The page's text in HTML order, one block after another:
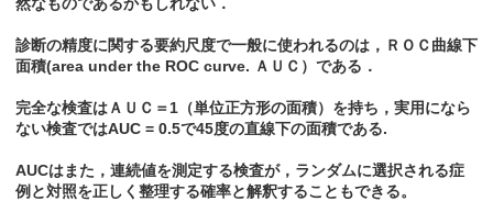
診断の精度に関する要約尺度で一般に使われるのは，ＲＯＣ曲線下
面積(area under the ROC curve. ＡＵＣ）である．
完全な検査はＡＵＣ＝1（単位正方形の面積）を持ち，実用になら
ない検査ではAUC = 0.5で45度の直線下の面積である.
AUCはまた，連続値を測定する検査が，ランダムに選択される症
例と対照を正しく整理する確率と解釈することもできる。